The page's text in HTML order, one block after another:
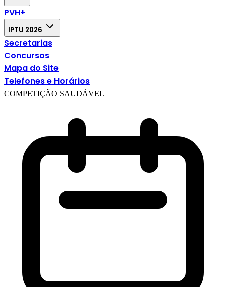
PVH+
IPTU 2026
Secretarias
Concursos
Mapa do Site
Telefones e Horários
COMPETIÇÃO SAUDÁVEL